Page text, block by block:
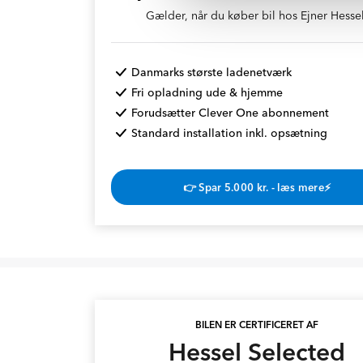
Gælder, når du køber bil hos Ejner
Danmarks største ladenetværk
Fri opladning ude & hjemme
Forudsætter Clever One abonnement
Standard installation inkl. opsætning
👉 Spar 5.000 kr. - læs mere⚡
BILEN ER CERTIFICERET AF
Hessel Selected